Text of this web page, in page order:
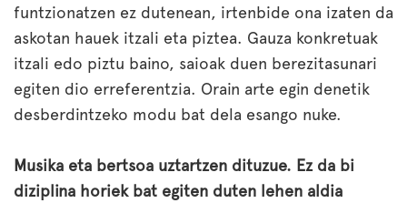
funtzionatzen ez dutenean, irtenbide ona izaten da
askotan hauek itzali eta piztea. Gauza konkretuak
itzali edo piztu baino, saioak duen berezitasunari
egiten dio erreferentzia. Orain arte egin denetik
desberdintzeko modu bat dela esango nuke.
Musika eta bertsoa uztartzen dituzue. Ez da bi
diziplina horiek bat egiten duten lehen aldia